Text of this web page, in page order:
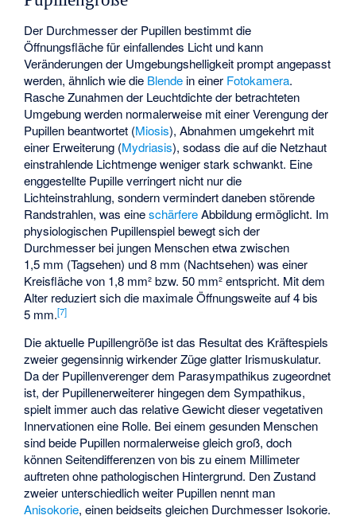
Der Durchmesser der Pupillen bestimmt die
Öffnungsfläche für einfallendes Licht und kann
Veränderungen der Umgebungshelligkeit prompt angepasst
werden, ähnlich wie die Blende in einer Fotokamera.
Rasche Zunahmen der Leuchtdichte der betrachteten
Umgebung werden normalerweise mit einer Verengung der
Pupillen beantwortet (Miosis), Abnahmen umgekehrt mit
einer Erweiterung (Mydriasis), sodass die auf die Netzhaut
einstrahlende Lichtmenge weniger stark schwankt. Eine
enggestellte Pupille verringert nicht nur die
Lichteinstrahlung, sondern vermindert daneben störende
Randstrahlen, was eineschärfereAbbildung ermöglicht. Im
physiologischen Pupillenspiel bewegt sich der
Durchmesser bei jungen Menschen etwa zwischen
1,5 mm (Tagsehen) und 8 mm (Nachtsehen) was einer
Kreisfläche von 1,8 mm² bzw. 50 mm² entspricht. Mit dem
Alter reduziert sich die maximale Öffnungsweite auf 4 bis
5 mm.[7]
Die aktuelle Pupillengröße ist das Resultat des Kräftespiels
zweier gegensinnig wirkender Züge glatter Irismuskulatur.
Da der Pupillenverenger dem Parasympathikus zugeordnet
ist, der Pupillenerweiterer hingegen dem Sympathikus,
spielt immer auch das relative Gewicht dieser vegetativen
Innervationen eine Rolle. Bei einem gesunden Menschen
sind beide Pupillen normalerweise gleich groß, doch
können Seitendifferenzen von bis zu einem Millimeter
auftreten ohne pathologischen Hintergrund. Den Zustand
zweier unterschiedlich weiter Pupillen nennt man
Anisokorie, einen beidseits gleichen Durchmesser Isokorie.